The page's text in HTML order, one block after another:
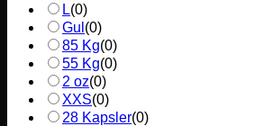
L(0)
Gul (0)
85 Kg(0)
55 Kg(0)
2 oz(0)
XXS(0)
28 Kapsler(0)